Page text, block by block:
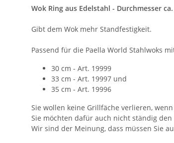
Wok Ring aus Edelstahl - Durchmesser
Gibt dem Wok mehr Standfestigkeit.
Passend für die Paella World Stahlwoks
30 cm - Art. 19999
33 cm - Art. 19997 und
35 cm - Art. 19996
Sie wollen keine Grillfäche verlieren,
Sie möchten dafür auch nicht ständig
Wir sind der Meinung, dass müssen Sie